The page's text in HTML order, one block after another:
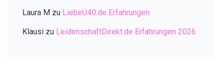
Laura M zu LiebeÜ40.de Erfahrungen
Klausi zu LeidenschaftDirekt.de Erfahrungen 2026